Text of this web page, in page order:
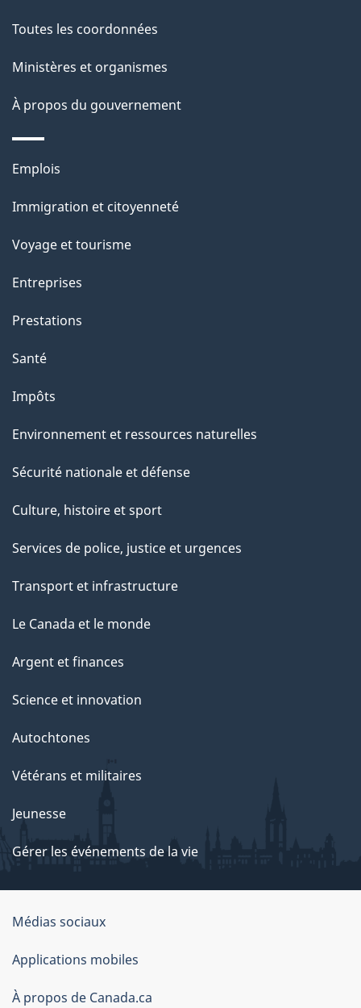
a
l
s
l
a
a
g
"
ce
site
Toutes les coordonnées
Ministères et organismes
À propos du gouvernement
Thèmes
sujets
Emplois
Immigration et citoyenneté
Voyage et tourisme
Entreprises
Prestations
Santé
Impôts
Environnement et ressources naturelles
Sécurité nationale et défense
Culture, histoire et sport
Services de police, justice et urgences
Transport et infrastructure
Le Canada et le monde
Argent et finances
Science et innovation
Autochtones
Vétérans et militaires
Jeunesse
Gérer les événements de la vie
Organisation
du
gouvernement
du
Médias sociaux
Applications mobiles
À propos de Canada.ca